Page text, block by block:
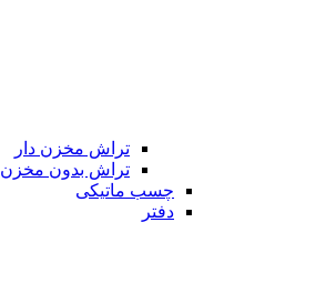
تراش مخزن دار
تراش بدون مخزن
چسب ماتیکی
دفتر